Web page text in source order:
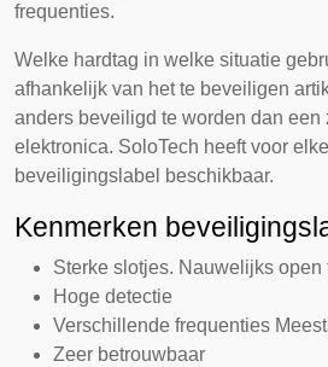
frequenties.
Welke hardtag in welke situatie
afhankelijk van het te beveiligen
anders beveiligd te worden dan een
elektronica. SoloTech heeft voor
beveiligingslabel beschikbaar.
Kenmerken
Sterke slotjes. Nauwelijks open
Hoge detectie
Verschillende frequenties
Zeer betrouwbaar